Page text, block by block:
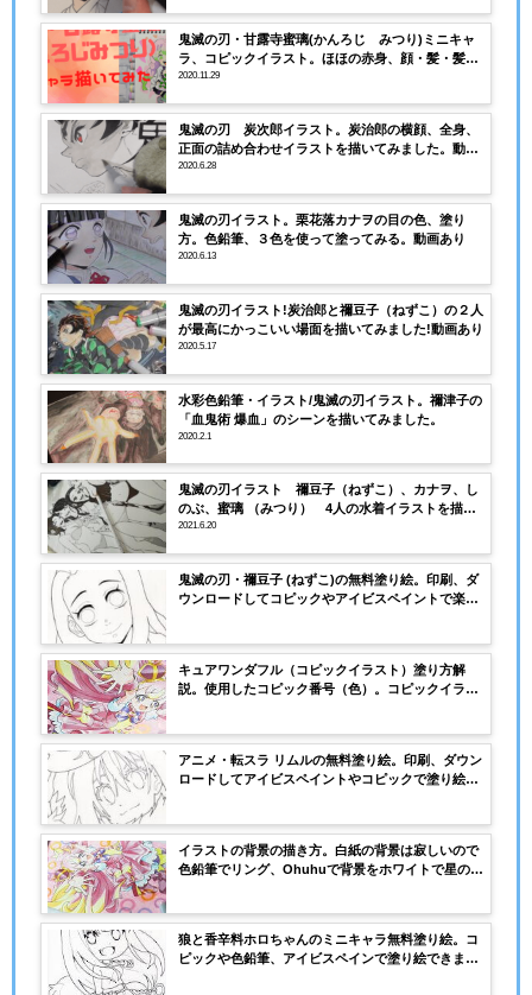
鬼滅の刃・甘露寺蜜璃(かんろじ みつり)ミニキャ
ラ、コピックイラスト。ほほの赤身、顔・髪・髪の
影のコピック塗り方を解説。動画あり
2020.11.29
鬼滅の刃 炭次郎イラスト。炭治郎の横顔、全身、
正面の詰め合わせイラストを描いてみました。動画
付き
2020.6.28
鬼滅の刃イラスト。栗花落カナヲの目の色、塗り
方。色鉛筆、３色を使って塗ってみる。動画あり
2020.6.13
鬼滅の刃イラスト!炭治郎と禰豆子（ねずこ）の２人
が最高にかっこいい場面を描いてみました!動画あり
2020.5.17
水彩色鉛筆・イラスト/鬼滅の刃イラスト。禰津子の
「血鬼術 爆血」のシーンを描いてみました。
2020.2.1
鬼滅の刃イラスト 禰豆子（ねずこ）、カナヲ、し
のぶ、蜜璃 （みつり） 4人の水着イラストを描い
てみました。
2021.6.20
鬼滅の刃・禰豆子 (ねずこ)の無料塗り絵。印刷、ダ
ウンロードしてコピックやアイビスペイントで楽し
キュアワンダフル（コピックイラスト）塗り方解
説。使用したコピック番号（色）。コピックイラス
アニメ・転スラ リムルの無料塗り絵。印刷、ダウン
ロードしてアイビスペイントやコピックで塗り絵し
イラストの背景の描き方。白紙の背景は寂しいので
色鉛筆でリング、Ohuhuで背景をホワイトで星の描
狼と香辛料ホロちゃんのミニキャラ無料塗り絵。コ
ピックや色鉛筆、アイビスペインで塗り絵できま